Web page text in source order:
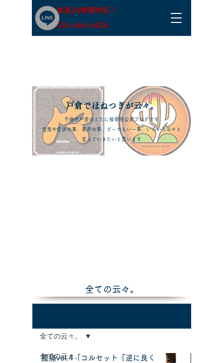
急患24時間対応！
​026-466-6424
​戸倉でほねつぎが云々。
千曲市戸倉のとたに接骨院公式ブログです
怪我や症状の事、業界の事、どーでもいー事、いろいろ云々と
言っていきたいと思います
全ての云々。
全ての云々。
全ての云々。
腰痛vol.4「コルセット『逆に良く